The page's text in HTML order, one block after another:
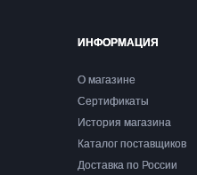
ИНФОРМАЦИЯ
О магазине
Сертификаты
История магазина
Каталог поставщиков
Доставка по России